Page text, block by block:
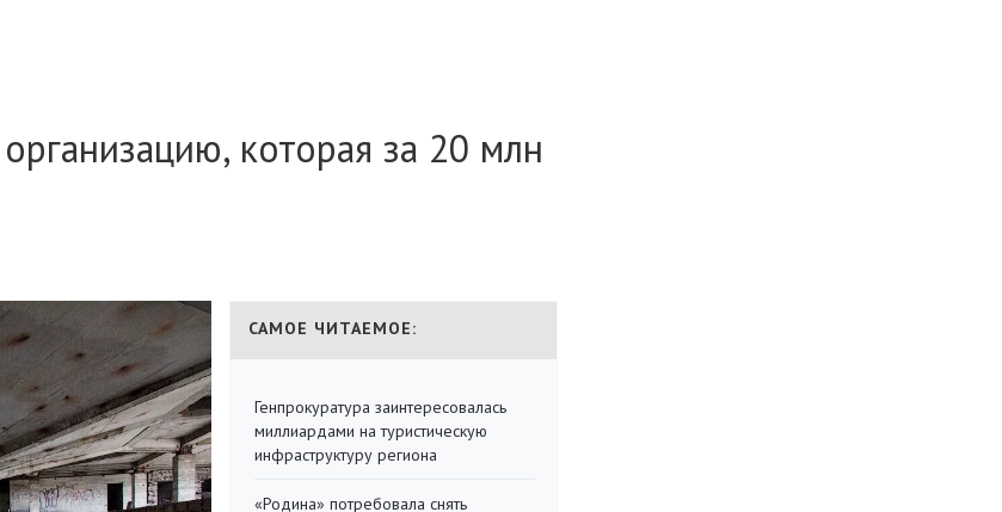
которая за 20 млн
САМОЕ ЧИТАЕМОЕ:
Генпрокуратура заинтересовалась
миллиардами на туристическую
инфраструктуру региона
«Родина» потребовала снять